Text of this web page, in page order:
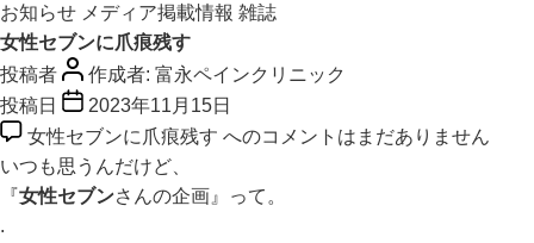
お知らせ メディア掲載情報 雑誌
女性セブンに爪痕残す
投稿者
作成者: 富永ペインクリニック
投稿日
2023年11月15日
女性セブンに爪痕残す へのコメントはまだありません
いつも思うんだけど、
『女性セブンさんの企画』って。
.